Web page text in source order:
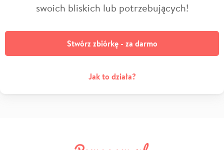
swoich bliskich lub potrzebujących!
Stwórz zbiórkę - za darmo
Jak to działa?